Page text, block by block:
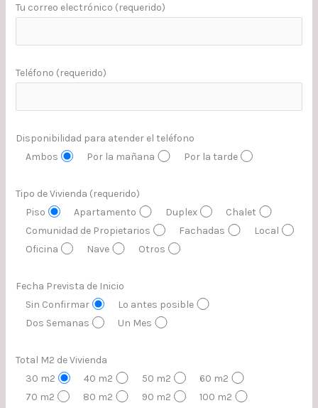
Tu correo electrónico (requerido)
Teléfono (requerido)
Disponibilidad para atender el teléfono
Ambos
Por la mañana Por la tarde
Tipo de Vivienda (requerido)
Piso
Apartamento Duplex
Chalet
Comunidad de Propietarios
Fachadas
Local
Oficina
Nave Otros
Fecha Prevista de Inicio
Sin Confirmar
Lo antes posible
Dos Semanas
Un Mes
Total M2 de Vivienda
30 m2
40 m2 50 m2
60 m2
70 m2
80 m2 90 m2 100 m2